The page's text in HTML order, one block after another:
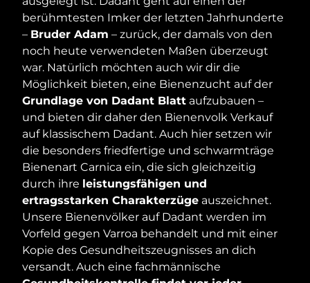
berühmtesten Imker der letzten Jahrhunderte
– Bruder Adam – zurück, der damals von den
noch heute verwendeten Maßen überzeugt
war. Natürlich möchten auch wir dir die
Möglichkeit bieten, eine Bienenzucht auf der
Grundlage von Dadant Blatt aufzubauen –
und bieten dir daher den Bienenvolk Verkauf
auf klassischem Dadant. Auch hier setzen wir
die besonders friedfertige und schwarmträge
Bienenart Carnica ein, die sich gleichzeitig
durch ihre leistungsfähigen und
ertragsstarken Charakterzüge auszeichnet.
Unsere Bienenvölker auf Dadant werden im
Vorfeld gegen Varroa behandelt und mit einer
Kopie des Gesundheitszeugnisses an dich
versandt. Auch eine fachmännische